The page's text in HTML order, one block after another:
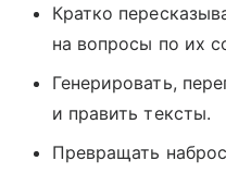
Кратко
на вопросы по их
Генерировать,
и править тексты.
Превращать